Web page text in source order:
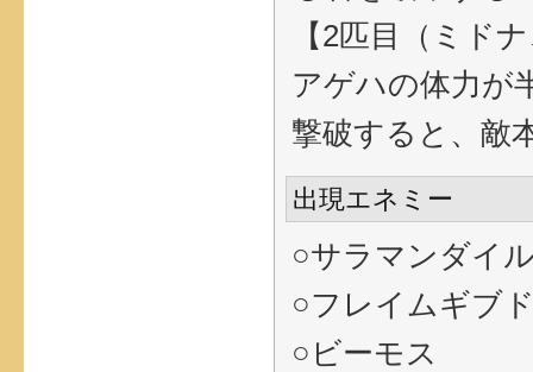
【2匹目（ミド
アゲハの体力が
撃破すると、敵
出現エネミー
○サラマンダイ
○フレイムギブ
○ビーモス